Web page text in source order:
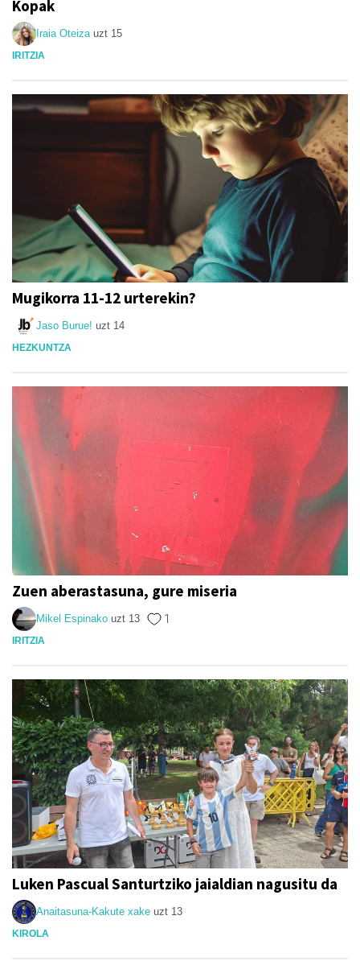
Kopak
Iraia Oteiza uzt 15
IRITZIA
Mugikorra 11-12 urterekin?
Jaso Burue! uzt 14
HEZKUNTZA
Zuen aberastasuna, gure miseria
Mikel Espinako uzt 13 1
IRITZIA
Luken Pascual Santurtziko jaialdian nagusitu da
Anaitasuna-Kakute xake uzt 13
KIROLA